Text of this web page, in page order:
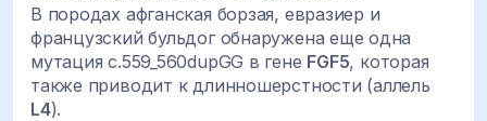
В породах афганская борзая, евразиер и
французский бульдог обнаружена еще одна
мутацияc.559_560dupGG в гене FGF5, которая
также приводит к длинношерстности (аллель
L4).